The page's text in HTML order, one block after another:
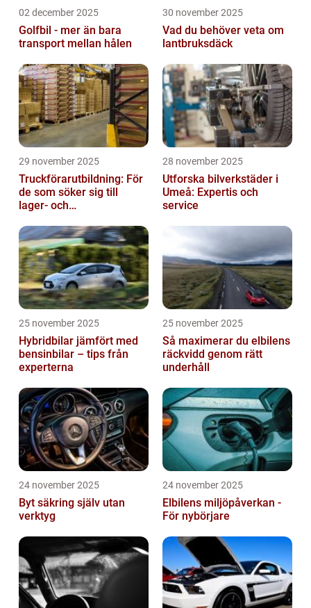
02 december 2025
Golfbil - mer än bara
transport mellan hålen
30 november 2025
Vad du behöver veta om
lantbruksdäck
29 november 2025
Truckförarutbildning: För
de som söker sig till
lager- och
28 november 2025
Utforska bilverkstäder i
Umeå: Expertis och
service
25 november 2025
Hybridbilar jämfört med
bensinbilar – tips från
experterna
25 november 2025
Så maximerar du elbilens
räckvidd genom rätt
underhåll
24 november 2025
Byt säkring själv utan
verktyg
24 november 2025
Elbilens miljöpåverkan -
För nybörjare